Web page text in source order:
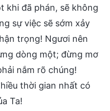
khi đã phán, sẽ không
sự việc sẽ sớm xảy
trọng! Ngươi nên
dòng một; đừng mơ
nắm rõ chúng!
thời gian nhất có
Ta!